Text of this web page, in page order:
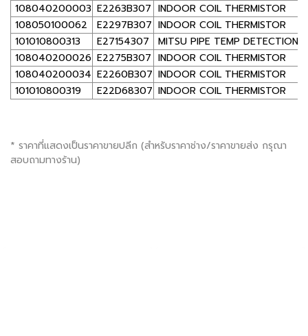
108040200003 E2263B307 INDOOR COIL THERMISTOR
108050100062
E2297B307 INDOOR COIL THERMISTOR
101010800313
E27154307
MITSU PIPE TEMP DETECTION/
108040200026 E2275B307 INDOOR COIL THERMISTOR
108040200034 E2260B307 INDOOR COIL THERMISTOR
101010800319
E22D68307 INDOOR COIL THERMISTOR
* ราคาที่แสดงเป็นราคาขายปลีก (สำหรับราคาช่าง/ราคาขายส่ง กรุณา
สอบถามทางร้าน)